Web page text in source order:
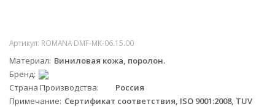
Артикул: ROMANA DMF-МК-06.15.00
Материал Виниловая кожа, поролон​.
Бренд
Страна Производства
Россия
Примечание Сертификат соответствия, ISO 9001:2008, TUV